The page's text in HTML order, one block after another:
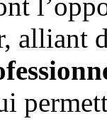
alliant